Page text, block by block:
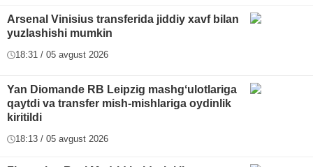
Arsenal Vinisius transferida jiddiy xavf bilan
yuzlashishi mumkin
18:31 / 05 avgust 2026
Yan Diomande RB Leipzig mashgʻulotlariga
qaytdi va transfer mish-mishlariga oydinlik
kiritildi
18:13 / 05 avgust 2026